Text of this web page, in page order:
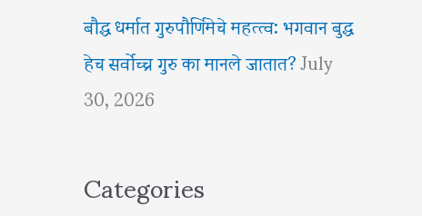
बौद्ध धर्मात गुरुपौर्णिमेचे महत्त्व: भगवान बुद्ध
हेच सर्वोच्च गुरु का मानले जातात?July
30, 2026
Categories